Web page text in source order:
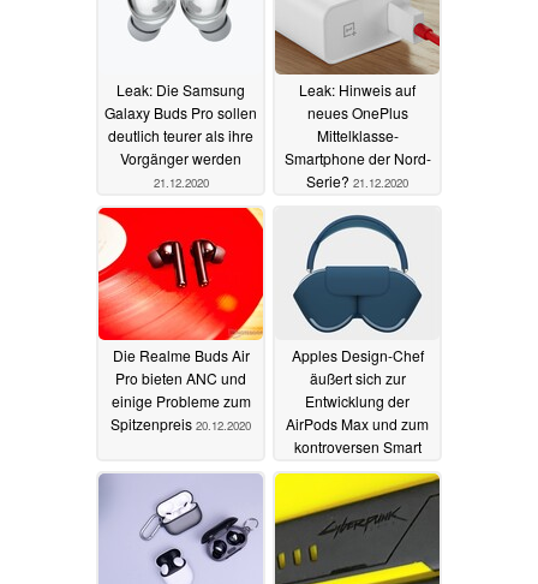
Leak: Die Samsung
Galaxy Buds Pro sollen
deutlich teurer als ihre
Vorgänger werden
21.12.2020
Leak: Hinweis auf
neues OnePlus
Mittelklasse-
Smartphone der Nord-
Serie? 21.12.2020
Die Realme Buds Air
Pro bieten ANC und
einige Probleme zum
Spitzenpreis 20.12.2020
Apples Design-Chef
äußert sich zur
Entwicklung der
AirPods Max und zum
kontroversen Smart
Case17.12.2020